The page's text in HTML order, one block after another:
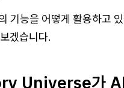
기능을 어떻게 활용하고
겠습니다.
Universe가